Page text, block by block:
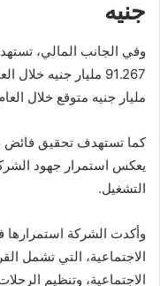
جنيه
وفي الجانب المالي،
مليار جنيه متوقع خلال
يعكس استمرار جهود
التشغيل.
وأكدت الشركة استمرارها
الاجتماعية، التي تشمل
الاجتماعية، وتنظيم